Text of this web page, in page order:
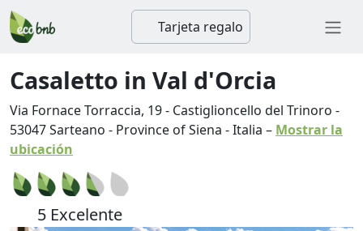
Tarjeta regalo
Casaletto in Val d'Orcia
Via Fornace Torraccia, 19 - Castiglioncello del Trinoro -
53047Sarteano - Province of Siena -Italia – Mostrar la
ubicación
5 Excelente